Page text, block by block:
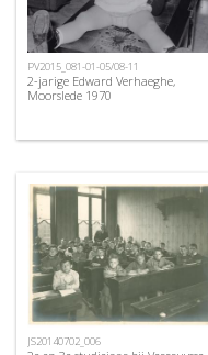
PV2015_081-01-05/08-11
2-jarige Edward Verhaeghe,
Moorslede 1970
JS20140702_006